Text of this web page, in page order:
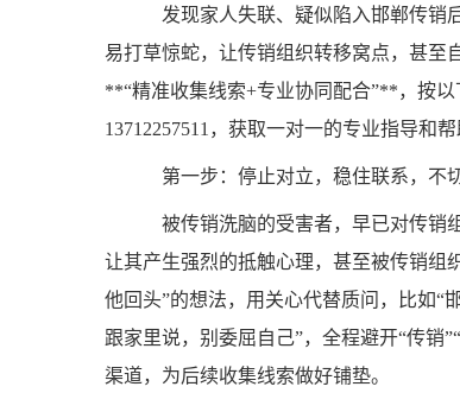
发现家人失联、疑似陷入邯郸传销
易打草惊蛇，让传销组织转移窝点，甚至
**“精准收集线索+专业协同配合”**，按
13712257511，获取一对一的专业指导和帮
第一步：停止对立，稳住联系，不
被传销洗脑的受害者，早已对传销
让其产生强烈的抵触心理，甚至被传销组
他回头”的想法，用关心代替质问，比如“
跟家里说，别委屈自己”，全程避开“传销
渠道，为后续收集线索做好铺垫。